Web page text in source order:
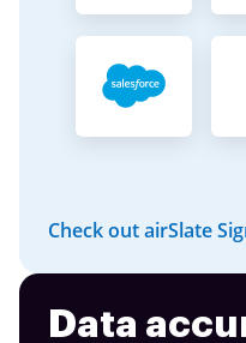
Check out airSlate
Data